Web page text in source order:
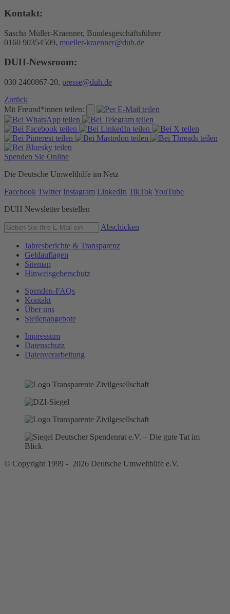
Kontakt:
Sascha Müller-Kraenner, Bundesgeschäftsführer
0160 90354509, mueller-kraenner@duh.de
DUH-Newsroom:
030 2400867-20, presse@duh.de
Zurück
Mit Freund*innen teilen:
Spenden Sie Online
Die Deutsche Umwelthilfe im Netz
Facebook Twitter Instagram LinkedIn TikTok YouTube
DUH Newsletter bestellen
Abschicken
Jahresberichte & Transparenz
Geldauflagen
Sitemap
Hinweisgeberschutz
Spenden-FAQs
Kontakt
Über uns
Stellenangebote
Impressum
Datenschutz
Datenverarbeitung
© Copyright 1999 - 2026 Deutsche Umwelthilfe e.V.